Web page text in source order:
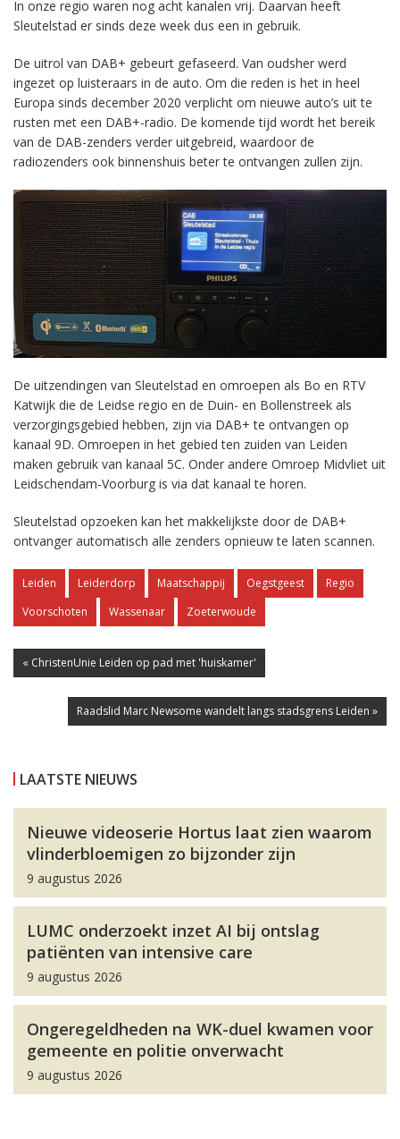
In onze regio waren nog acht kanalen vrij. Daarvan heeft
Sleutelstad er sinds deze week dus een in gebruik.
De uitrol van DAB+ gebeurt gefaseerd. Van oudsher werd
ingezet op luisteraars in de auto. Om die reden is het in heel
Europa sinds december 2020 verplicht om nieuwe auto’s uit te
rusten met een DAB+-radio. De komende tijd wordt het bereik
van de DAB-zenders verder uitgebreid, waardoor de
radiozenders ook binnenshuis beter te ontvangen zullen zijn.
De uitzendingen van Sleutelstad en omroepen als Bo en RTV
Katwijk die de Leidse regio en de Duin- en Bollenstreek als
verzorgingsgebied hebben, zijn via DAB+ te ontvangen op
kanaal 9D. Omroepen in het gebied ten zuiden van Leiden
maken gebruik van kanaal 5C. Onder andere Omroep Midvliet uit
Leidschendam-Voorburg is via dat kanaal te horen.
Sleutelstad opzoeken kan het makkelijkste door de DAB+
ontvanger automatisch alle zenders opnieuw te laten scannen.
Leiden Leiderdorp Maatschappij Oegstgeest
Regio
Voorschoten
Wassenaar Zoeterwoude
« ChristenUnie Leiden op pad met 'huiskamer'
Raadslid Marc Newsome wandelt langs stadsgrens Leiden »
LAATSTE NIEUWS
Nieuwe videoserie Hortus laat zien waarom
vlinderbloemigen zo bijzonder zijn
9 augustus 2026
LUMC onderzoekt inzet AI bij ontslag
patiënten van intensive care
9 augustus 2026
Ongeregeldheden na WK-duel kwamen voor
gemeente en politie onverwacht
9 augustus 2026